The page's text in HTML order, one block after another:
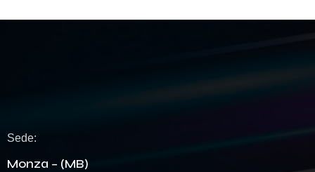
Sede:
Monza – (MB)